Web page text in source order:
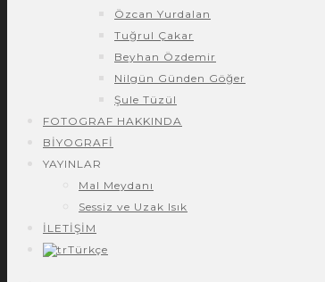
Özcan Yurdalan
Tuğrul Çakar
Beyhan Özdemir
Nilgün Günden Göğer
Şule Tüzül
FOTOGRAF HAKKINDA
BİYOGRAFİ
YAYINLAR
Mal Meydanı
Sessiz ve Uzak Isık
İLETİŞİM
Türkçe